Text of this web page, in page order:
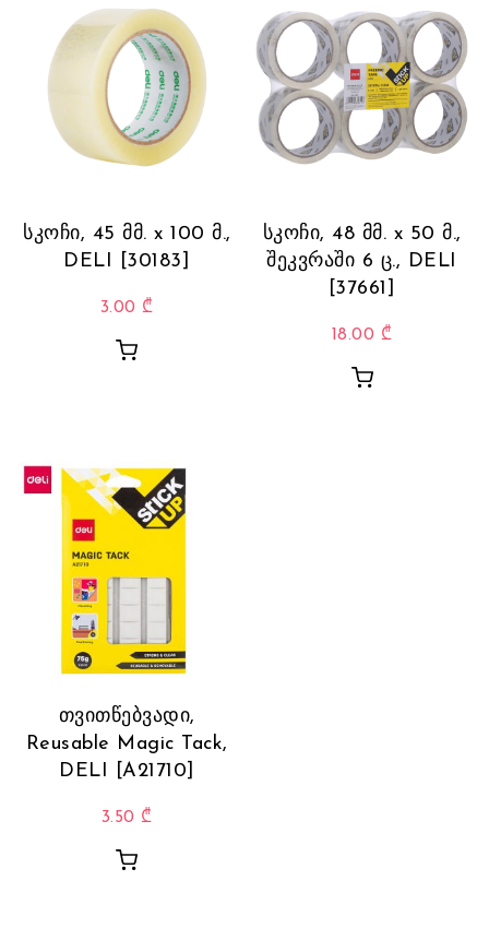
სკოჩი, 45 მმ. x 100 მ.,
DELI [30183]
3.00 ₾
სკოჩი, 48 მმ. x 50 მ.,
შეკვრაში 6 ც., DELI
[37661]
18.00 ₾
თვითწებვადი,
Reusable Magic Tack,
DELI [A21710]
3.50 ₾